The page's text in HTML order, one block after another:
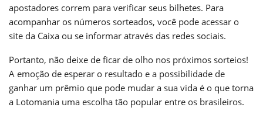
apostadores correm para verificar seus bilhetes. Para
acompanhar os números sorteados, você pode acessar o
site da Caixa ou se informar através das redes sociais.
Portanto, não deixe de ficar de olho nos próximos sorteios!
A emoção de esperar o resultado e a possibilidade de
ganhar um prêmio que pode mudar a sua vida é o que torna
a Lotomania uma escolha tão popular entre os brasileiros.